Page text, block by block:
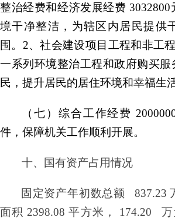
整治经费和经济发展经费
境干净整洁，为辖区内居民提供
围。2、社会建设项目工程和非工
一系列环境整治工程和政府购买
民，提升居民的居住环境和幸福生
（七）综合工作经费
件，保障机关工作顺利开展。
十、国有资产占用情况
固定资产年初数总额 837.23
面积 2398.08 平方米， 174.20